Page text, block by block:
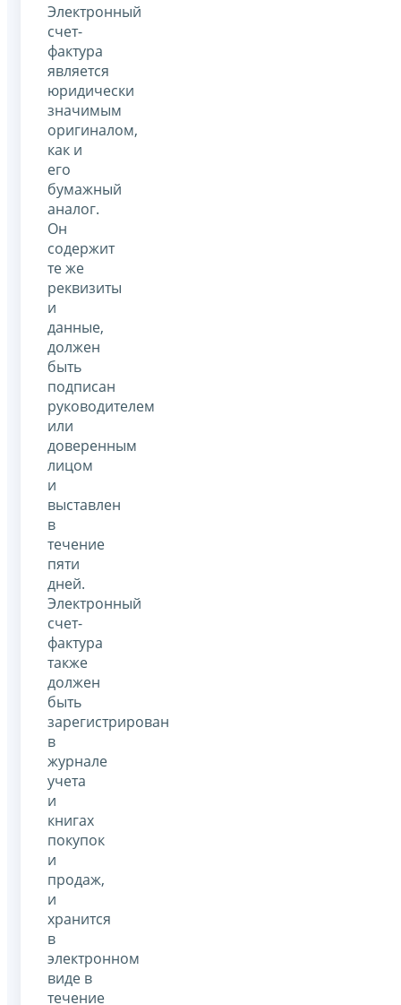
Электронный
счет-
фактура
является
юридически
значимым
оригиналом,
как и
его
бумажный
аналог.
Он
содержит
те же
реквизиты
и
данные,
должен
быть
подписан
руководителем
или
доверенным
лицом
и
выставлен
в
течение
пяти
дней.
Электронный
счет-
фактура
также
должен
быть
зарегистрирован
в
журнале
учета
и
книгах
покупок
и
продаж,
и
хранится
в
электронном
виде в
течение